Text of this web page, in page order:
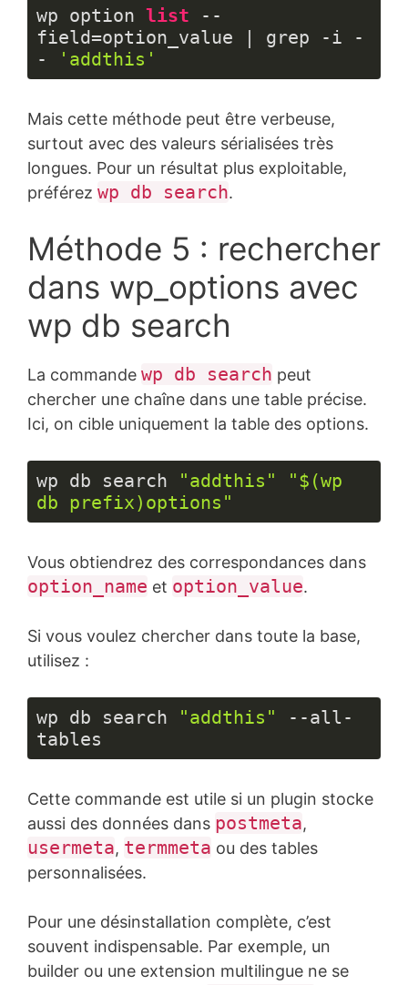
wp option list --
field=option_value | grep -i -
-
'addthis'
code :
(php)
Mais cette méthode peut être verbeuse,
surtout avec des valeurs sérialisées très
longues. Pour un résultat plus exploitable,
préférez wp db search.
Méthode 5 : rechercher
dans wp_options avec
wp db search
La commande wp db search peut
chercher une chaîne dans une table précise.
Ici, on cible uniquement la table des options.
wp db search "addthis"
"$(wp
db prefix)options"
code :
JavaScript
(javascript)
Vous obtiendrez des correspondances dans
option_name et option_value.
Si vous voulez chercher dans toute la base,
utilisez :
wp db search "addthis"
--all-
tables
code :
JavaScript
(javascript)
Cette commande est utile si un plugin stocke
aussi des données dans postmeta,
usermeta, termmeta ou des tables
personnalisées.
Pour une désinstallation complète, c’est
souvent indispensable. Par exemple, un
builder ou une extension multilingue ne se